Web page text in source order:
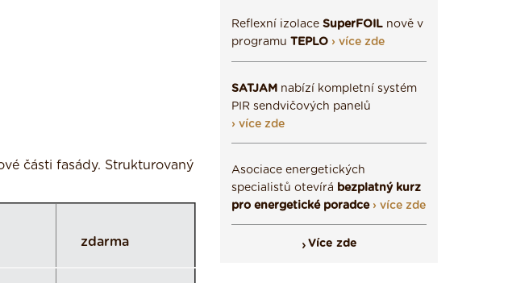
části fasády. Strukturovaný
zdarma
Reflexní izolace SuperFOIL nově v
programu TEPLO › více zde
SATJAM nabízí kompletní systém
PIR sendvičových panelů
› více zde
Asociace energetických
specialistů otevírá bezplatný kurz
pro energetické poradce › více zde
Více zde